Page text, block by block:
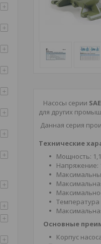
Насосы серии
для других
Данная серия
Технические
Мощность:
Напряжение:
Температура
Основные
Корпус